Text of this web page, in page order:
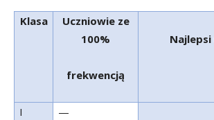
Klasa
Uczniowie ze
100%
frekwencją
I —